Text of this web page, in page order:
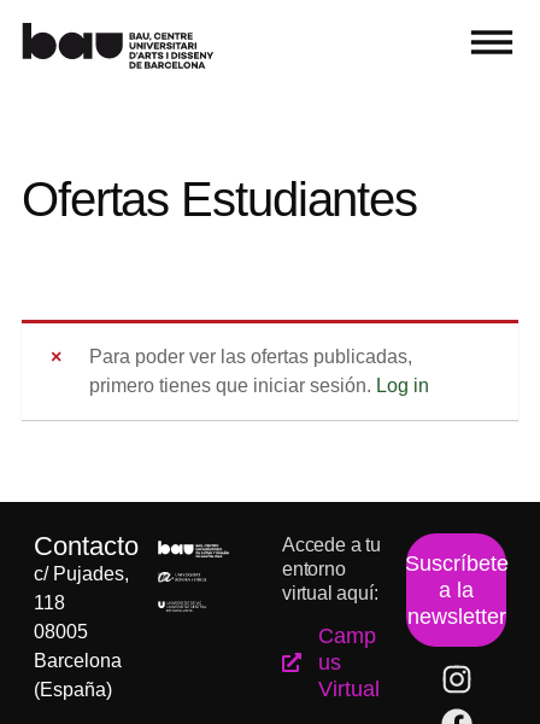
Ofertas Estudiantes
Para poder ver las ofertas publicadas,
primero tienes que iniciar sesión. Log in
Contacto
c/ Pujades,
118
08005
Barcelona
(España)
Accede a tu
entorno
virtual aquí:
Camp
us
Virtual
Suscríbete
a la
newsletter